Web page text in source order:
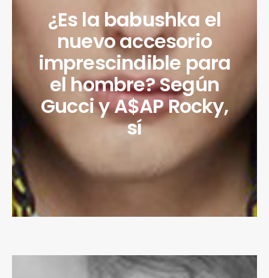
¿Es la babushka el
nuevo accesorio
imprescindible para
el hombre? Según
Gucci y A$AP Rocky,
sí